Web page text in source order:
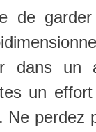
de
dans un
un
Ne perdez